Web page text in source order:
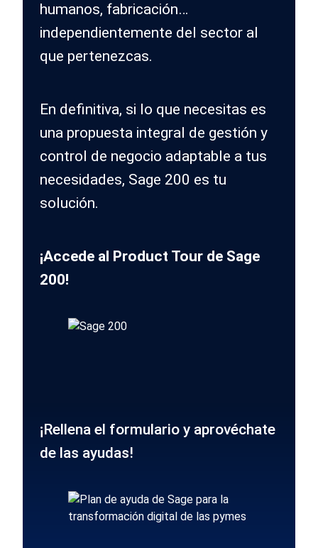
humanos, fabricación…
independientemente del sector al
que pertenezcas.
En definitiva, si lo que necesitas es
una propuesta integral de gestión y
control de negocio adaptable a tus
necesidades, Sage 200 es tu
solución.
¡Accede al Product Tour de Sage
200!
¡Rellena el formulario y aprovéchate
de las ayudas!